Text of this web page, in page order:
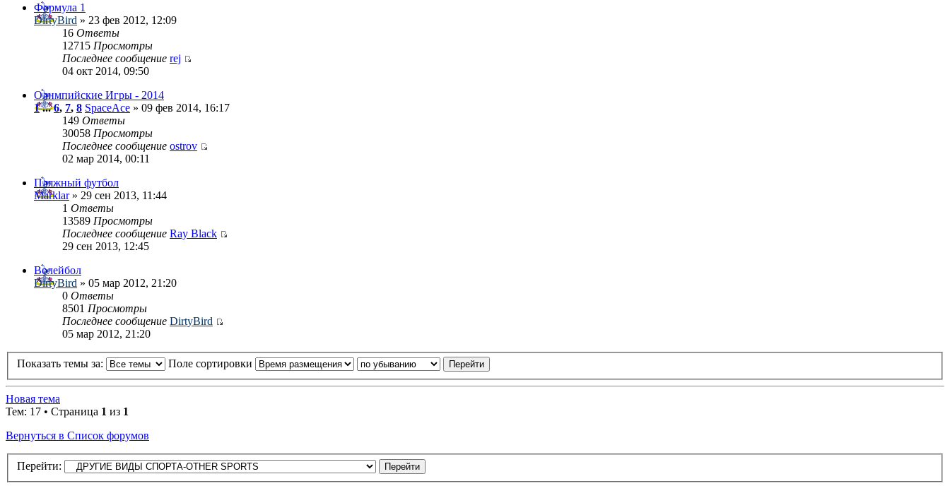
Формула 1
DirtyBird » 23 фев 2012, 12:09
16 Ответы
12715 Просмотры
Последнее сообщение rej
04 окт 2014, 09:50
Олимпийские Игры - 2014
1...6, 7, 8 SpaceAce » 09 фев 2014, 16:17
149 Ответы
30058 Просмотры
Последнее сообщение ostrov
02 мар 2014, 00:11
Пляжный футбол
Marklar» 29 сен 2013, 11:44
1 Ответы
13589 Просмотры
Последнее сообщение Ray Black
29 сен 2013, 12:45
Волейбол
DirtyBird » 05 мар 2012, 21:20
0 Ответы
8501 Просмотры
Последнее сообщение DirtyBird
05 мар 2012, 21:20
Показать темы за: Поле сортировки
Новая тема
Тем: 17 • Страница 1 из 1
Вернуться в Список форумов
Перейти: